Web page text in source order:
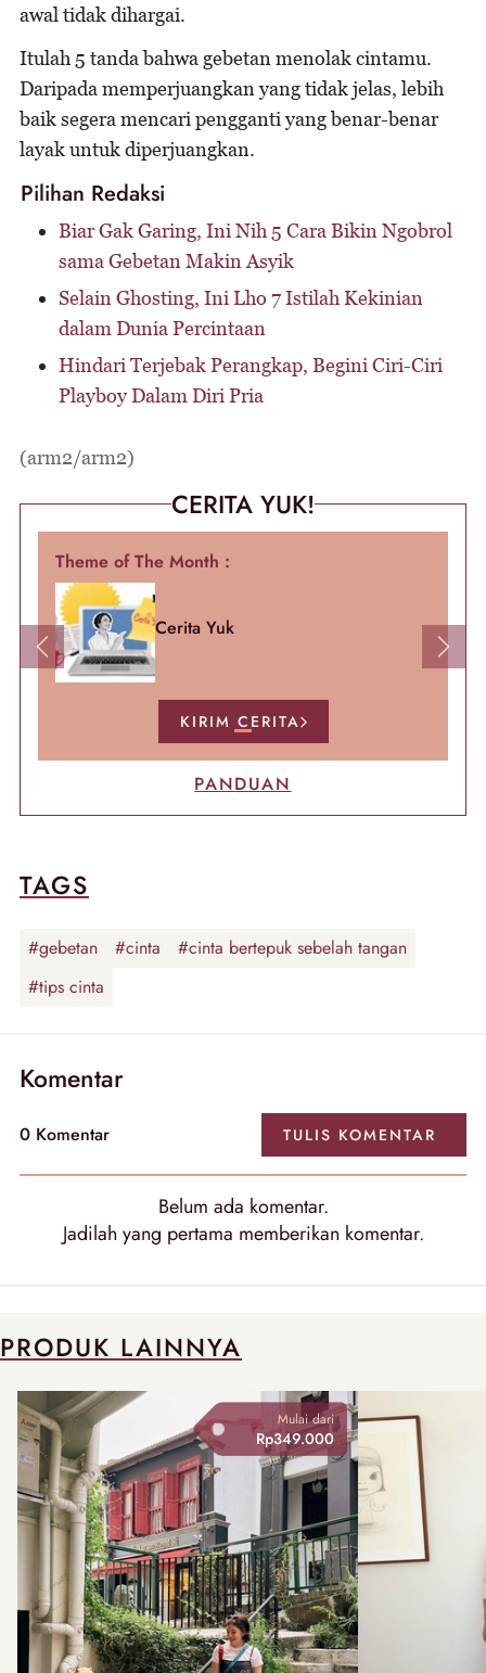
awal tidak dihargai.
Itulah 5 tanda bahwa gebetan menolak cintamu.
Daripada memperjuangkan yang tidak jelas, lebih
baik segera mencari pengganti yang benar-benar
layak untuk diperjuangkan.
Pilihan Redaksi
Biar Gak Garing, Ini Nih 5 Cara Bikin Ngobrol
sama Gebetan Makin Asyik
Selain Ghosting, Ini Lho 7 Istilah Kekinian
dalam Dunia Percintaan
Hindari Terjebak Perangkap, Begini Ciri-Ciri
Playboy Dalam Diri Pria
(arm2/arm2)
CERITA YUK!
Theme of The Month :
Cerita Yuk
KIRIM CERITA
Previous Next
PANDUAN
TAGS
#gebetan #cinta
#cinta bertepuk sebelah tangan
#tips cinta
Komentar
0 Komentar TULIS KOMENTAR
Belum ada komentar.
Jadilah yang pertama memberikan komentar.
PRODUK LAINNYA
Mulai dari
Rp349.000